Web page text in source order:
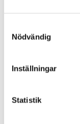
Nödvändig
Inställningar
Statistik